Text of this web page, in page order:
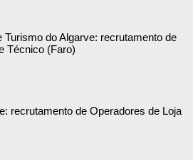
Turismo do Algarve: recrutamento de
Técnico (Faro)
recrutamento de Operadores de Loja